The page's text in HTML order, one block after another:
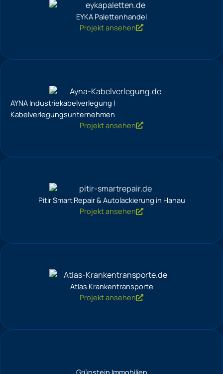
EYKA Palettenhandel
Projekt ansehen
AYNA Industriekabelverlegung |
Kabelverlegungsunternehmen
Projekt ansehen
Pitir Smart Repair & Autolackierung in Hanau
Projekt ansehen
Atlas Krankentransporte
Projekt ansehen